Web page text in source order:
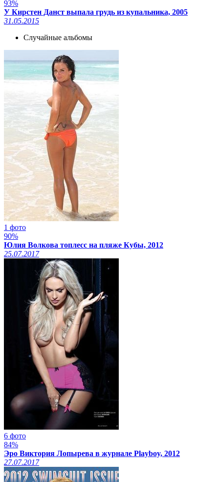
93%
У Кирстен Данст выпала грудь из купальника, 2005
31.05.2015
Случайные альбомы
1 фото
90%
Юлия Волкова топлесс на пляже Кубы, 2012
25.07.2017
6 фото
84%
Эро Виктория Лопырева в журнале Playboy, 2012
27.07.2017